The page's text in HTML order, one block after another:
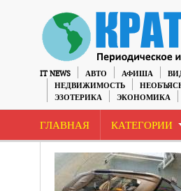
IT NEWS АВТО АФИША
НЕДВИЖИМОСТЬ
ЭЗОТЕРИКА
ЭКОНОМИКА
ГЛАВНАЯ КАТЕГОРИИ